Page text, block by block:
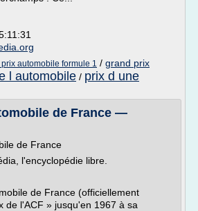
automobile formule 1 / grand prix
l automobile / prix d une
de France —
de France
l'encyclopédie libre.
de France (officiellement
de l'ACF » jusqu'en 1967 à sa